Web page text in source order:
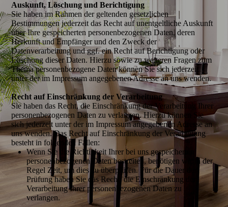
Auskunft, Löschung und Berichtigung
Sie haben im Rahmen der geltenden gesetzlichen
Bestimmungen jederzeit das Recht auf unentgeltliche Auskunft
über Ihre gespeicherten personenbezogenen Daten, deren
Herkunft und Empfänger und den Zweck der
Datenverarbeitung und ggf. ein Recht auf Berichtigung oder
Löschung dieser Daten. Hierzu sowie zu weiteren Fragen zum
Thema personenbezogene Daten können Sie sich jederzeit
unter der im Impressum angegebenen Adresse an uns wenden.
Recht auf Einschränkung der Verarbeitung
Sie haben das Recht, die Einschränkung der Verarbeitung Ihrer
personenbezogenen Daten zu verlangen. Hierzu können Sie
sich jederzeit unter der im Impressum angegebenen Adresse an
uns wenden. Das Recht auf Einschränkung der Verarbeitung
besteht in folgenden Fällen:
Wenn Sie die Richtigkeit Ihrer bei uns gespeicherten
personenbezogenen Daten bestreiten, benötigen wir in der
Regel Zeit, um dies zu überprüfen. Für die Dauer der
Prüfung haben Sie das Recht, die Einschränkung der
Verarbeitung Ihrer personenbezogenen Daten zu
verlangen.